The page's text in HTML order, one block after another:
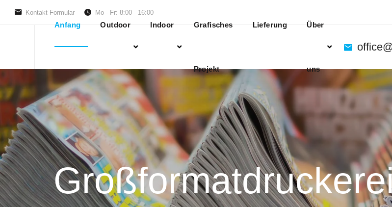
Kontakt Formular Mo - Fr: 8:00 - 16:00
Anfang Outdoor Indoor Grafisches
Projekt
Lieferung Über
uns